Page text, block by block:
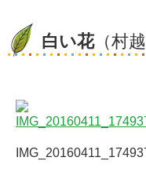
白い花（村